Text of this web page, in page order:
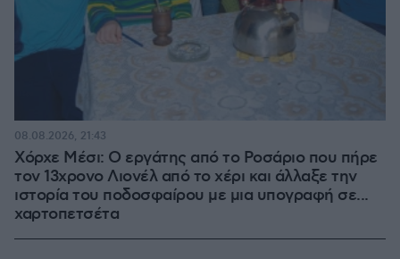
Χόρχε Μέσι: Ο εργάτης από το Ροσάριο που πήρε
τον 13χρονο Λιονέλ από το χέρι και άλλαξε την
ιστορία του ποδοσφαίρου με μια υπογραφή σε...
χαρτοπετσέτα
08.08.2026, 21:43